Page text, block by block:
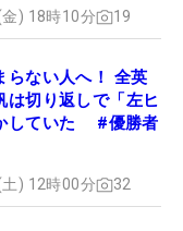
) 18時10分 19
らない人へ！ 全英
は切り返しで「左ヒ
していた #優勝者
) 12時00分 32